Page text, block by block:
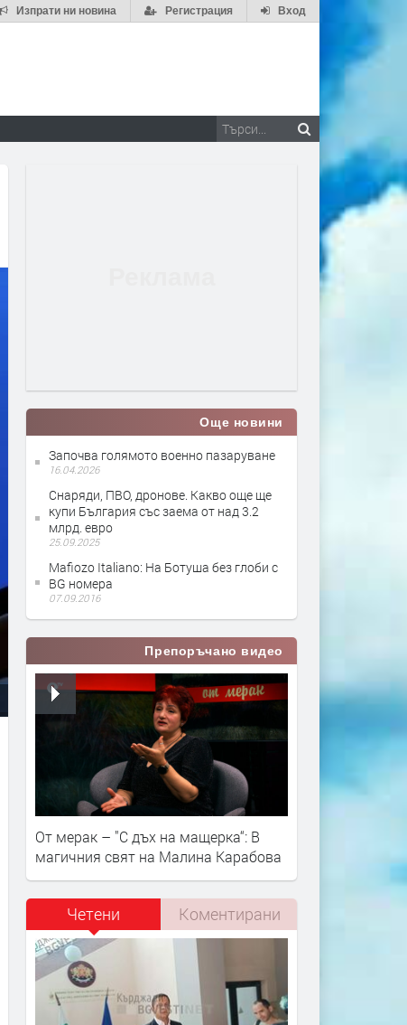
Вход
Регистрация
Изпрати ни новина
Още новини
Започва голямото военно пазаруване
16.04.2026
Снаряди, ПВО, дронове. Какво още ще
купи България със заема от над 3.2
млрд. евро
25.09.2025
Mafiozo Italiano: На Ботуша без глоби с
BG номера
07.09.2016
Препоръчано видео
От мерак – "С дъх на мащерка“: В
магичния свят на Малина Карабова
Четени Коментирани